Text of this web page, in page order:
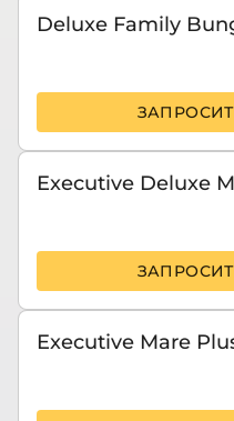
Deluxe Family
Executive Deluxe
Executive Mare